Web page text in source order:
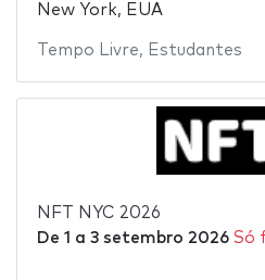
New York, EUA
Tempo Livre, Estudantes
NFT NYC 2026
De 1 a 3 setembro 2026 Só